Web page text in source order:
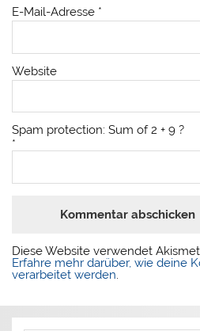
E-Mail-Adresse *
Website
Spam protection: Sum of 2 + 9 ?
*
Diese Website verwendet
Erfahre mehr darüber, wie deine
verarbeitet werden.